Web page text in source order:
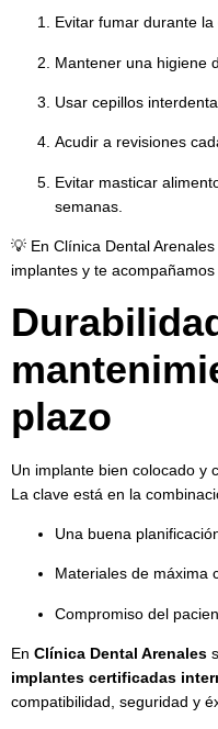
Evitar fumar durante la
Mantener una higiene
Usar cepillos
Acudir a revisiones
Evitar masticar
semanas.
💡 En Clínica Dental
implantes y te
plazo
Un implante bien colocado y
La clave está en la
Una buena
Materiales de máxima
Compromiso del
En Clínica Dental Arenales
implantes certificadas
compatibilidad, seguridad y